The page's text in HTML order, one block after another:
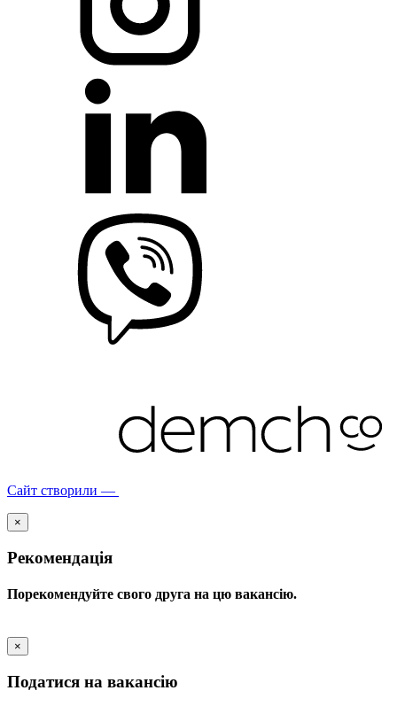
Сайт створили —
×
Рекомендація
Порекомендуйте свого друга на цю вакансію.
×
Податися на вакансію